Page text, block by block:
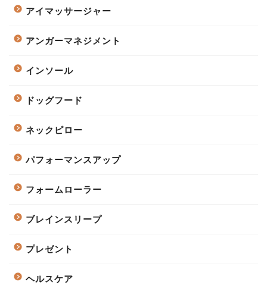
アイマッサージャー
アンガーマネジメント
インソール
ドッグフード
ネックピロー
パフォーマンスアップ
フォームローラー
ブレインスリープ
プレゼント
ヘルスケア